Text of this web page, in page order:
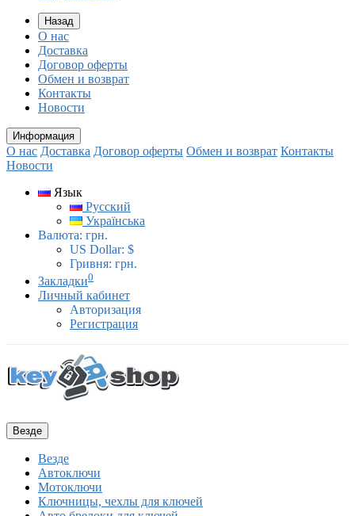
Назад
О нас
Доставка
Договор оферты
Обмен и возврат
Контакты
Новости
Информация
О нас Доставка Договор оферты Обмен и возврат Контакты
Новости
Язык
Русский
Українська
Валюта: грн.
US Dollar: $
Гривня: грн.
Закладки0
Личный кабинет
Авторизация
Регистрация
Везде
Везде
Автоключи
Мотоключи
Ключницы, чехлы для ключей